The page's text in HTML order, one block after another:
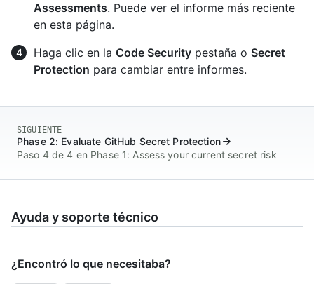
Assessments. Puede ver el informe más reciente
en esta página.
Haga clic en la Code Security pestaña o Secret
Protection para cambiar entre informes.
SIGUIENTE
Phase 2: Evaluate GitHub Secret Protection
Paso 4 de 4 en Phase 1: Assess your current secret risk
Ayuda y soporte técnico
¿Encontró lo que necesitaba?